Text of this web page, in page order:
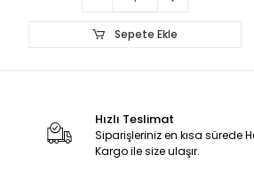
Sepete Ekle
Hızlı Teslimat
Siparişleriniz en kısa sürede
Kargo ile size ulaşır.